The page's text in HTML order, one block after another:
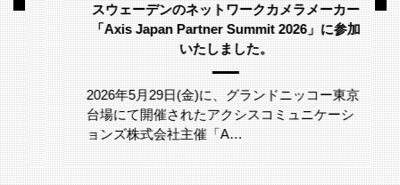
スウェーデンのネットワークカメラメーカー
「Axis Japan Partner Summit 2026」に参加
いたしました。
2026年5月29日(金)に、グランドニッコー東京
台場にて開催されたアクシスコミュニケーシ
ョンズ株式会社主催「A…